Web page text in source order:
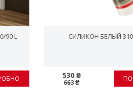
90 L
СИЛИКОН БЕЛЫЙ
530 ₴
663 ₴